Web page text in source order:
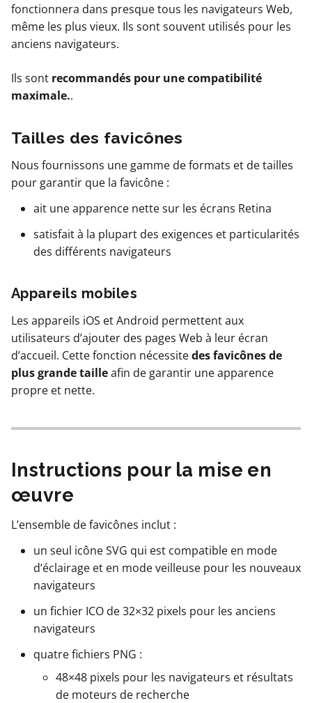
fonctionnera dans presque tous les navigateurs Web,
même les plus vieux. Ils sont souvent utilisés pour les
anciens navigateurs.
Ils sont recommandés pour une compatibilité
maximale..
Tailles des favicônes
Nous fournissons une gamme de formats et de tailles
pour garantir que la favicône :
ait une apparence nette sur les écrans Retina
satisfait à la plupart des exigences et particularités
des différents navigateurs
Appareils mobiles
Les appareils iOS et Android permettent aux
utilisateurs d’ajouter des pages Web à leur écran
d’accueil. Cette fonction nécessitedes favicônes de
plus grande tailleafin de garantir une apparence
propre et nette.
Instructions pour la mise en
œuvre
L’ensemble de favicônes inclut :
un seul icône SVG qui est compatible en mode
d’éclairage et en mode veilleuse pour les nouveaux
navigateurs
un fichier ICO de 32×32 pixels pour les anciens
navigateurs
quatre fichiers PNG :
48×48 pixels pour les navigateurs et résultats
de moteurs de recherche